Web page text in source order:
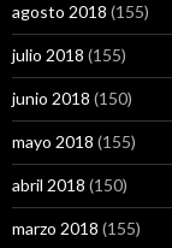
agosto 2018 (155)
julio 2018 (155)
junio 2018 (150)
mayo 2018 (155)
abril 2018 (150)
marzo 2018 (155)